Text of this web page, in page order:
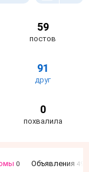
59
постов
91
друг
0
похвалила
0 Объявления 49